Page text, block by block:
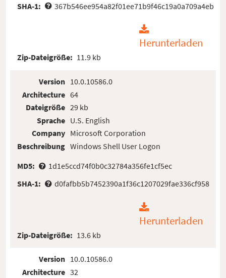
SHA-1:
367b546ee954a82f01ee71b9f46c19a0a709a4eb
Herunterladen
Zip-Dateigröße: 11.9 kb
Version
Architecture
Dateigröße
Sprache
Company
Beschreibung
10.0.10586.0
64
29 kb
U.S. English
Microsoft Corporation
Windows Shell User Logon
MD5:
1d1e5ccd74f0b0c32784a356fe1cf5ec
SHA-1:
d0fafbb5b7452390a1f36c1207029fae336cf958
Herunterladen
Zip-Dateigröße: 13.6 kb
Version
Architecture
10.0.10586.0
32